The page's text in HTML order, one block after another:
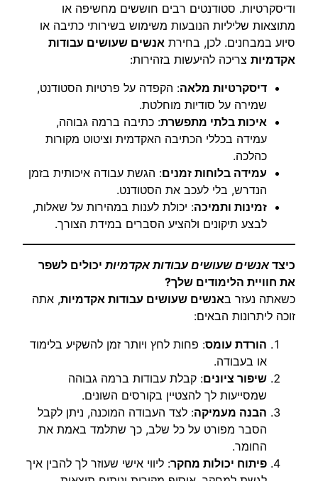
ודיסקרטיות. סטודנטים רבים חוששים מחשיפה או
מתוצאות שליליות הנובעות משימוש בשירותי כתיבה או
סיוע במבחנים. לכן, בחירת אנשים שעושים עבודות
אקדמיות צריכה להיעשות בזהירות:
דיסקרטיות מלאה: הקפדה על פרטיות הסטודנט,
שמירה על סודיות מוחלטת.
איכות בלתי מתפשרת: כתיבה ברמה גבוהה,
עמידה בכללי הכתיבה האקדמית וציטוט מקורות
כהלכה.
עמידה בלוחות זמנים: הגשת עבודה איכותית בזמן
הנדרש, בלי לעכב את הסטודנט.
זמינות ותמיכה: יכולת לענות במהירות על שאלות,
לבצע תיקונים ולהציע הסברים במידת הצורך.
כיצד אנשים שעושים עבודות אקדמיות יכולים לשפר
את חוויית הלימודים שלך?
כשאתה נעזר באנשים שעושים עבודות אקדמיות, אתה
זוכה ליתרונות הבאים:
הורדת עומס: פחות לחץ ויותר זמן להשקיע בלימוד
או בעבודה.
שיפור ציונים: קבלת עבודות ברמה גבוהה
שמסייעות לך להצטיין בקורסים השונים.
הבנה מעמיקה: לצד העבודה המוכנה, ניתן לקבל
הסבר מפורט על כל שלב, כך שתלמד באמת את
החומר.
פיתוח יכולות מחקר: ליווי אישי שעוזר לך להבין איך